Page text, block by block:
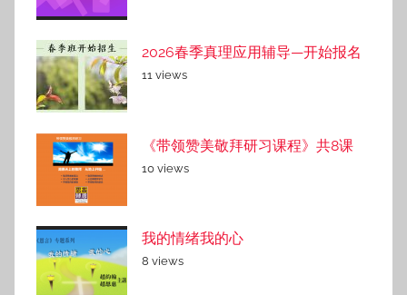
2026春季真理应用辅导—开始报名
11 views
《带领赞美敬拜研习课程》共8课
10 views
我的情绪我的心
8 views